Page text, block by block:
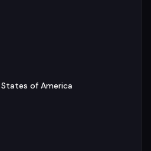
of America